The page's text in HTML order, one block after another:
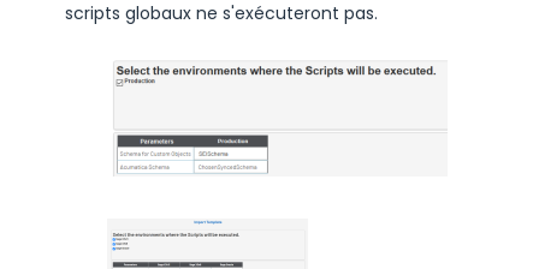
scripts globaux ne s'exécuteront pas.